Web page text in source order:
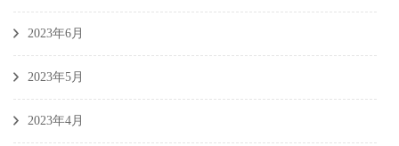
2023年6月
2023年5月
2023年4月